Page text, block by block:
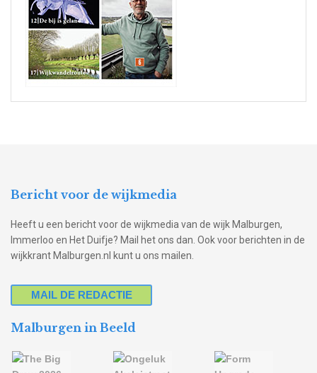
Bericht voor de wijkmedia
Heeft u een bericht voor de wijkmedia van de wijk Malburgen,
Immerloo en Het Duifje? Mail het ons dan. Ook voor berichten in de
wijkkrant Malburgen.nl kunt u ons mailen.
MAIL DE REDACTIE
Malburgen in Beeld